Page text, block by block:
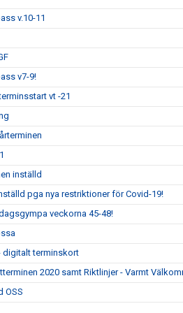
v.10-11
v7-9!
vt -21
inställd
pga nya restriktioner för Covid-19!
veckorna 45-48!
digitalt terminskort
2020 samt Riktlinjer - Varmt
OSS